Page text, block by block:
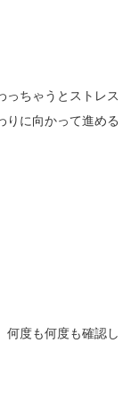
っちゃうとストレス
りに向かって進める
何度も何度も確認し